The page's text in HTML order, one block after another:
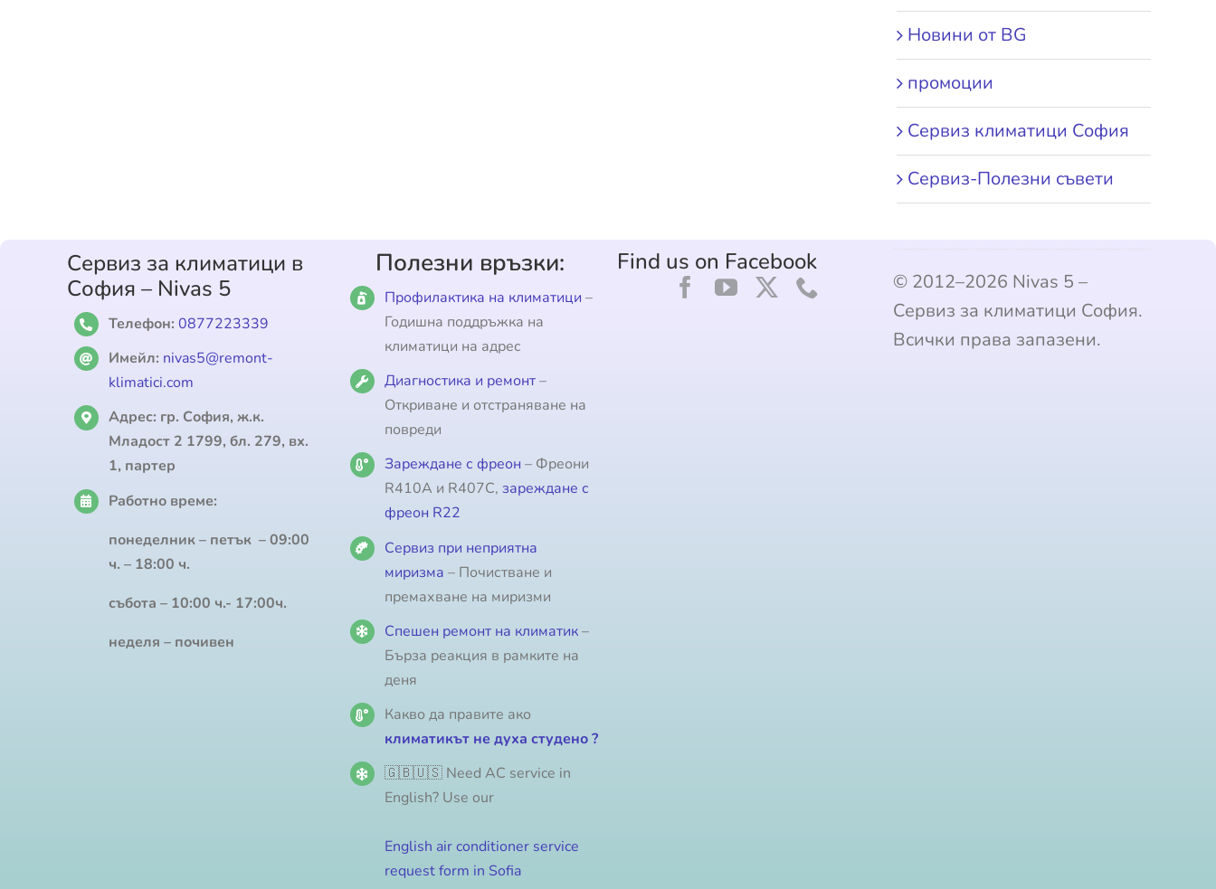
Новини от BG
промоции
Сервиз климатици София
Сервиз-Полезни съвети
Сервиз за климатици в
София – Nivas 5
Телефон: 0877223339
Имейл: nivas5@remont-
klimatici.com
Адрес: гр. София, ж.к.
Младост 2 1799, бл. 279, вх.
1, партер
Работно време:
понеделник – петък – 09:00
ч. – 18:00 ч.
събота – 10:00 ч.- 17:00ч.
неделя – почивен
Полезни връзки:
Профилактика на климатици –
Годишна поддръжка на
климатици на адрес
Диагностика и ремонт–
Откриване и отстраняване на
повреди
Зареждане с фреон – Фреони
R410A и R407C, зареждане с
фреон R22
Сервиз при неприятна
миризма – Почистване и
премахване на миризми
Спешен ремонт на климатик–
Бърза реакция в рамките на
деня
Какво да правите ако
климатикът не духа студено ?
🇬🇧🇺🇸 Need AC service in
English? Use our
English air conditioner service
request form in Sofia
Find us on Facebook
© 2012–2026 Nivas 5 –
Сервиз за климатици София.
Всички права запазени.